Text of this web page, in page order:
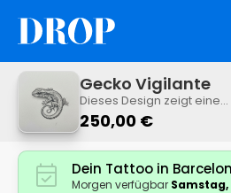
Gecko Vigilante
Dieses Design zeigt eine
realistische Eidechse in
Weiß-Schattierung. Die
Hautstruktur und die
eingerollten Schwanzes
dem Bild einen hohen
250,00 €
Dein Tattoo in
Morgen verfügbar Samstag,